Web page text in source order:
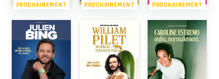
PROCHAINEMENT PROCHAINEMENT PROCHAINEMENT